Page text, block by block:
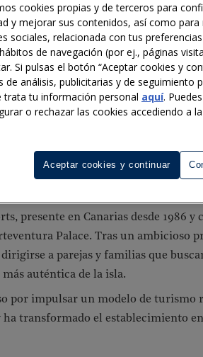
presente en Canarias desde 1986
Palace. Tras un ambicioso
a parejas y familias que
auténtica de la isla.
por impulsar un modelo de turismo
ha transformado el establecimiento
cookies propias y de terceros para
y mejorar sus contenidos, así como
sociales, relacionada con tus
de navegación (por ej., páginas
Si pulsas el botón “Aceptar cookies y
de análisis, publicitarias y de seguimiento
trata tu información personal aquí.
o rechazar las cookies accediendo a
Aceptar cookies y continuar